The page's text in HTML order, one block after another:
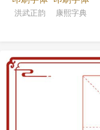
洪武正韵 康熙字典